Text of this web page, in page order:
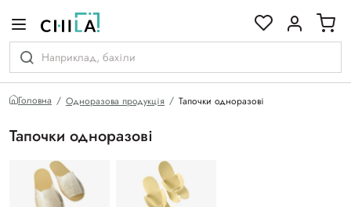
Головна Одноразова продукція Тапочки одноразові
Тапочки одноразові
гамі